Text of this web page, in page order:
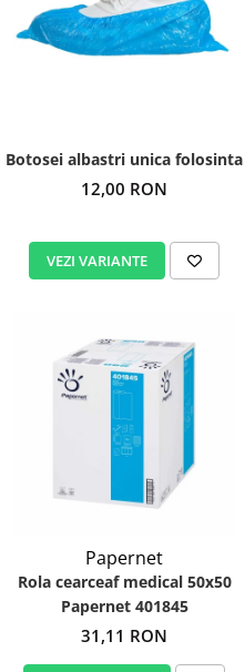
Botosei albastri unica folosinta
12,00 RON
VEZI VARIANTE
Papernet
Rola cearceaf medical 50x50
Papernet 401845
31,11 RON